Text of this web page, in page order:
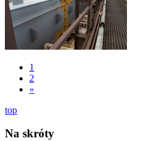
1
2
»
top
Na skróty